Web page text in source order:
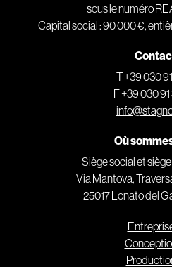
sous le numéro
Capital social : 90 000 €,
T +39 030
F +39 030
Où
Siège social et
Via Mantova,
25017 Lonato del